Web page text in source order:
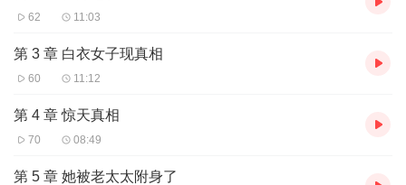
62 11:03
第 3 章 白衣女子现真相
60 11:12
第 4 章 惊天真相
70 08:49
第 5 章 她被老太太附身了